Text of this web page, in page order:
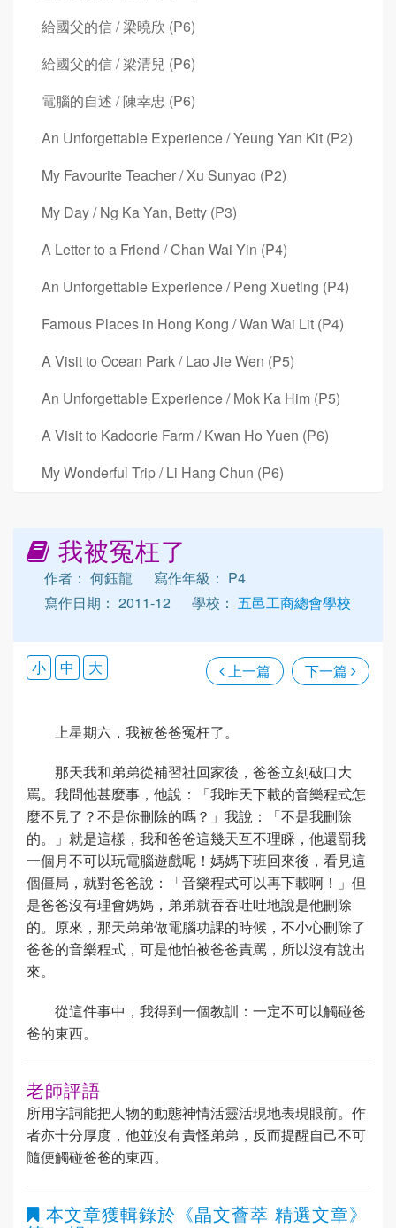
給國父的信 / 梁曉欣 (P6)
給國父的信 / 梁清兒 (P6)
電腦的自述 / 陳幸忠 (P6)
An Unforgettable Experience / Yeung Yan Kit (P2)
My Favourite Teacher / Xu Sunyao (P2)
My Day / Ng Ka Yan, Betty (P3)
A Letter to a Friend / Chan Wai Yin (P4)
An Unforgettable Experience / Peng Xueting (P4)
Famous Places in Hong Kong / Wan Wai Lit (P4)
A Visit to Ocean Park / Lao Jie Wen (P5)
An Unforgettable Experience / Mok Ka Him (P5)
A Visit to Kadoorie Farm / Kwan Ho Yuen (P6)
My Wonderful Trip / Li Hang Chun (P6)
我被冤枉了
作者： 何鈺龍
寫作年級： P4
寫作日期： 2011-12
學校： 五邑工商總會學校
上一篇 下一篇
小 中 大
上星期六，我被爸爸冤枉了。
那天我和弟弟從補習社回家後，爸爸立刻破口大
罵。我問他甚麼事，他說：「我昨天下載的音樂程式怎
麼不見了？不是你刪除的嗎？」我說：「不是我刪除
的。」就是這樣，我和爸爸這幾天互不理睬，他還罰我
一個月不可以玩電腦遊戲呢！媽媽下班回來後，看見這
個僵局，就對爸爸說：「音樂程式可以再下載啊！」但
是爸爸沒有理會媽媽，弟弟就吞吞吐吐地說是他刪除
的。原來，那天弟弟做電腦功課的時候，不小心刪除了
爸爸的音樂程式，可是他怕被爸爸責罵，所以沒有說出
來。
從這件事中，我得到一個教訓：一定不可以觸碰爸
爸的東西。
老師評語
所用字詞能把人物的動態神情活靈活現地表現眼前。作
者亦十分厚度，他並沒有責怪弟弟，反而提醒自己不可
隨便觸碰爸爸的東西。
本文章獲輯錄於 《晶文薈萃 精選文章》